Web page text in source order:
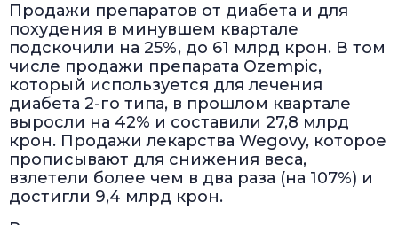
Продажи препаратов от диабета и для
похудения в минувшем квартале
подскочили на 25%, до 61 млрд крон. В том
числе продажи препарата Ozempic,
который используется для лечения
диабета 2-го типа, в прошлом квартале
выросли на 42% и составили 27,8 млрд
крон. Продажи лекарства Wegovy, которое
прописывают для снижения веса,
взлетели более чем в два раза (на 107%) и
достигли 9,4 млрд крон.